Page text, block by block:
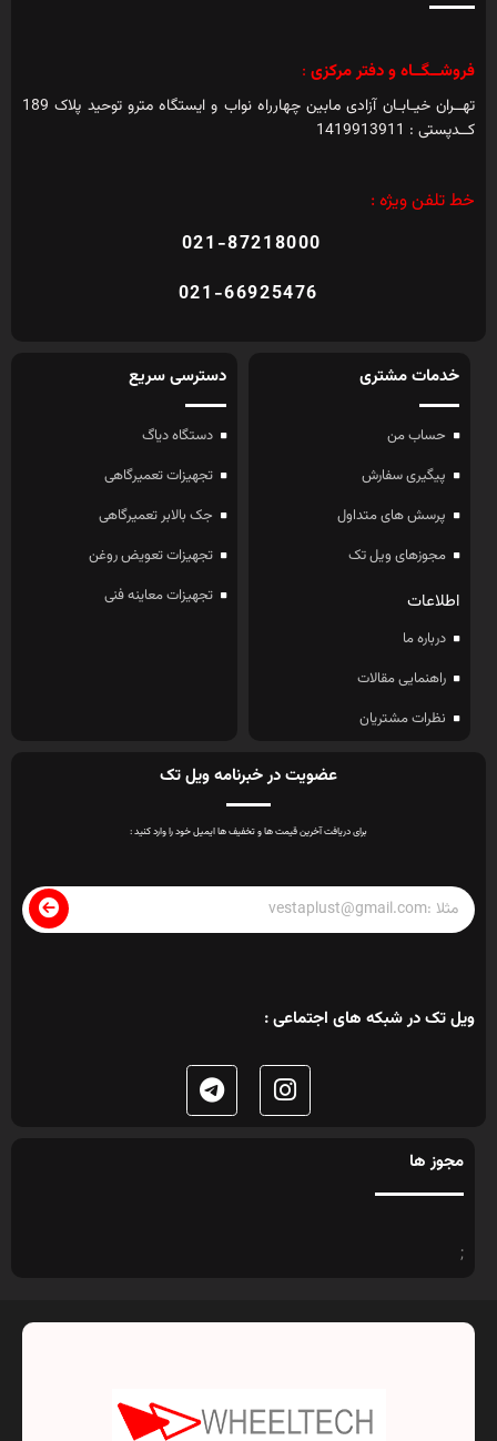
فروشــگــاه و دفتر مرکزی :
تهــران خیـابـان آزادی مابین چهارراه نواب و ایستگاه مترو توحید پلاک 189
کــدپستی : 1419913911
خط تلفن ویژه :
021-87218000
021-66925476
خدمات مشتری
حساب من
پیگیری سفارش
پرسش های متداول
مجوزهای ویل تک
اطلاعات
درباره ما
راهنمایی مقالات
نظرات مشتریان
دسترسی سریع
دستگاه دیاگ
تجهیزات تعمیرگاهی
جک بالابر تعمیرگاهی
تجهیزات تعویض روغن
تجهیزات معاینه فنی
عضویت در خبرنامه ویل تک
برای دریافت آخرین قیمت ها و تخفیف ها ایمیل خود را وارد کنید :
ویل تک در شبکه های اجتماعی :
مجوز ها
;